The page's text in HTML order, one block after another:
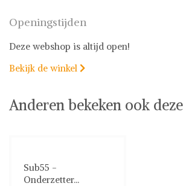
Openingstijden
Deze webshop is altijd open!
Bekijk de winkel 
Anderen bekeken ook
Sub55 -
Onderzetter...